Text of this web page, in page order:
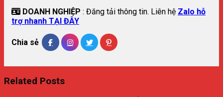
DOANH NGHIỆP : Đăng tải thông tin. Liên hệ Zalo hỗ
trợ nhanh TẠI ĐÂY
Chia sẻ
Related Posts